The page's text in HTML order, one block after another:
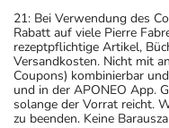
21: Bei Verwendung des
Rabatt auf viele Pierre
rezeptpflichtige Artikel,
Versandkosten. Nicht mit
Coupons) kombinierbar
und in der APONEO App.
solange der Vorrat reicht.
zu beenden. Keine